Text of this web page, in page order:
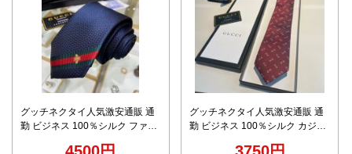
グッチネクタイ人気激安通販 通
勤 ビジネス 100％シルク ファッ
グッチネクタイ人気激安通販 通
勤 ビジネス 100％シルク カジュ